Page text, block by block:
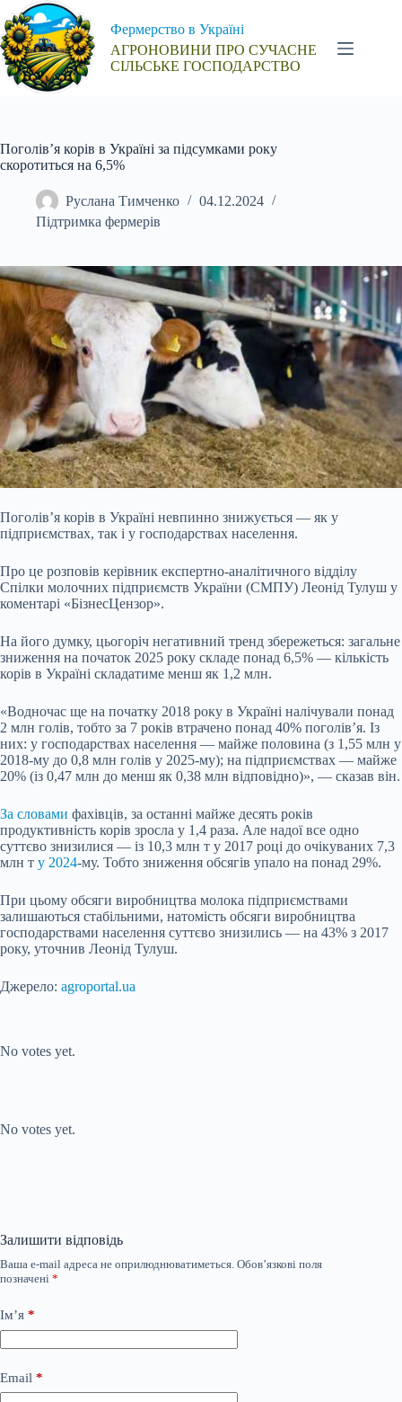
Перейти
до
вмісту
Фермерство в Україні
АГРОНОВИНИ ПРО СУЧАСНЕ
СІЛЬСЬКЕ ГОСПОДАРСТВО
Поголів’я корів в Україні за підсумками року
скоротиться на 6,5%
Руслана Тимченко
04.12.2024
Підтримка фермерів
Поголів’я корів в Україні невпинно знижується — як у
підприємствах, так і у господарствах населення.
Про це розповів керівник експертно-аналітичного відділу
Спілки молочних підприємств України (СМПУ) Леонід Тулуш у
коментарі «БізнесЦензор».
На його думку, цьогоріч негативний тренд збережеться: загальне
зниження на початок 2025 року складе понад 6,5% — кількість
корів в Україні складатиме менш як 1,2 млн.
«Водночас ще на початку 2018 року в Україні налічували понад
2 млн голів, тобто за 7 років втрачено понад 40% поголів’я. Із
них: у господарствах населення — майже половина (з 1,55 млн у
2018-му до 0,8 млн голів у 2025-му); на підприємствах — майже
20% (із 0,47 млн до менш як 0,38 млн відповідно)», — сказав він.
За словами фахівців, за останні майже десять років
продуктивність корів зросла у 1,4 раза. Але надої все одно
суттєво знизилися — із 10,3 млн т у 2017 році до очікуваних 7,3
млн т у 2024-му. Тобто зниження обсягів упало на понад 29%.
При цьому обсяги виробництва молока підприємствами
залишаються стабільними, натомість обсяги виробництва
господарствами населення суттєво знизились — на 43% з 2017
року, уточнив Леонід Тулуш.
Джерело: agroportal.ua
No votes yet.
No votes yet.
Залишити відповідь
Ваша e-mail адреса не оприлюднюватиметься. Обов’язкові поля
позначені *
Ім’я *
Email *